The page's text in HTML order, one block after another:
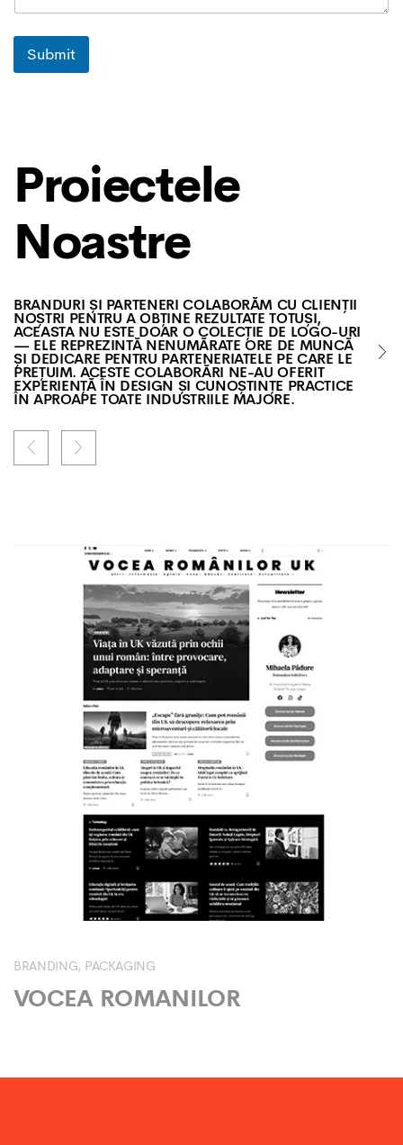
Submit
Proiectele
Noastre
BRANDURI ȘI PARTENERI COLABORĂM CU CLIENȚII
NOȘTRI PENTRU A OBȚINE REZULTATE TOTUȘI,
ACEASTA NU ESTE DOAR O COLECȚIE DE LOGO-URI
— ELE REPREZINTĂ NENUMĂRATE ORE DE MUNCĂ
ȘI DEDICARE PENTRU PARTENERIATELE PE CARE LE
PREȚUIM. ACESTE COLABORĂRI NE-AU OFERIT
EXPERIENȚĂ ÎN DESIGN ȘI CUNOȘTINȚE PRACTICE
ÎN APROAPE TOATE INDUSTRIILE MAJORE.
BRANDING PACKAGING
VOCEA ROMANILOR